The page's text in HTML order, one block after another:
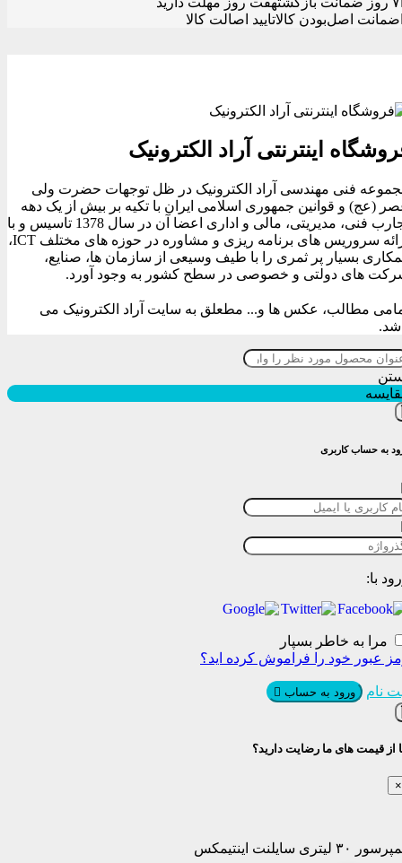
ضمانت اصل‌بودن کالاتایید اصالت کالا
اینترنتی آراد الکترونیک
فنی مهندسی آراد الکترونیک در ظل توجهات حضرت ولی
(عج) و قوانین جمهوری اسلامی ایران با تکیه بر بیش از یک دهه
تجارب فنی، مدیریتی، مالی و اداری اعضا آن در سال 1378 تاسیس و با
ارائه سروریس های برنامه ریزی و مشاوره در حوزه های مختلف ICT،
بسیار پر ثمری را با طیف وسیعی از سازمان ها، صنایع،
های دولتی و خصوصی در سطح کشور به وجود آورد.
مطالب، عکس ها و... مطعلق به سایت آراد الکترونیک می
به حساب کاربری
با:
مرا به خاطر بسپار
عبور خود را فراموش کرده اید؟
نام ورود به حساب
از قیمت های ما رضایت دارید؟
×
۳۰ لیتری سایلنت اینتیمکس